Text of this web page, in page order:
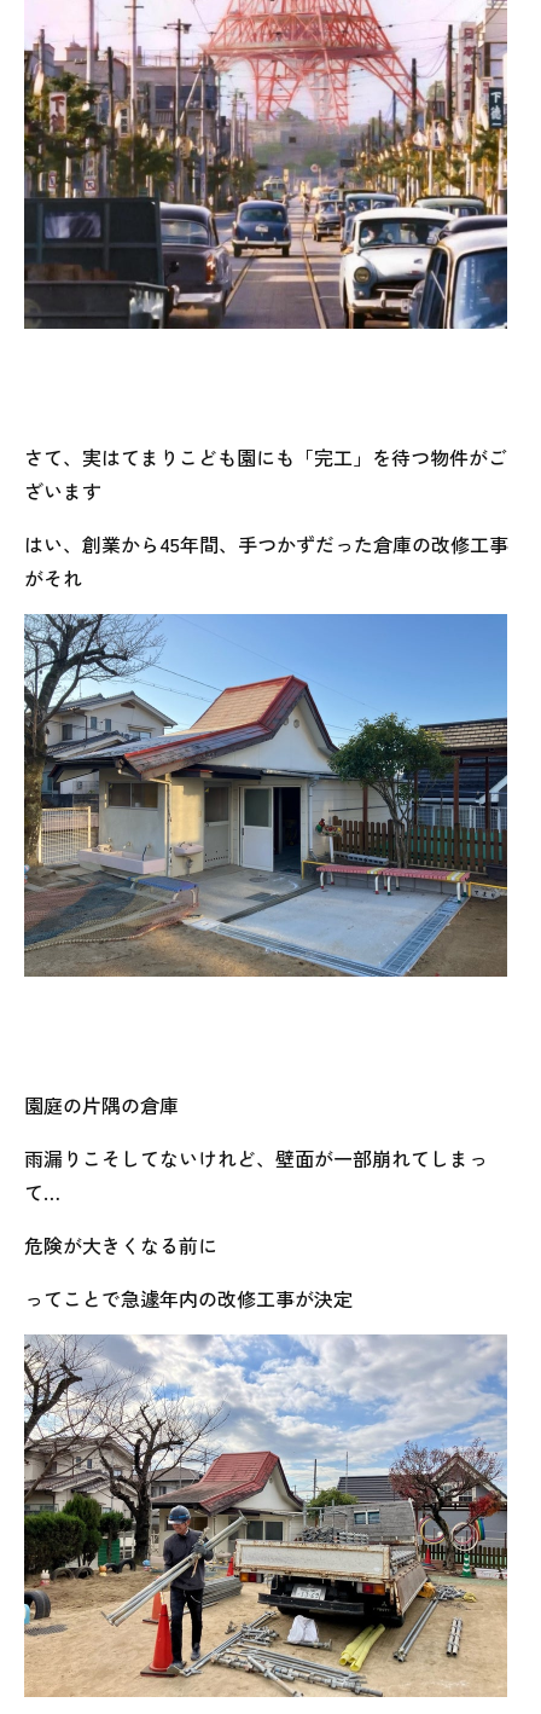
さて、実はてまりこども園にも「完工」を待つ物件がご
ざいます
はい、創業から45年間、手つかずだった倉庫の改修工事
がそれ
園庭の片隅の倉庫
雨漏りこそしてないけれど、壁面が一部崩れてしまっ
て…
危険が大きくなる前に
ってことで急遽年内の改修工事が決定